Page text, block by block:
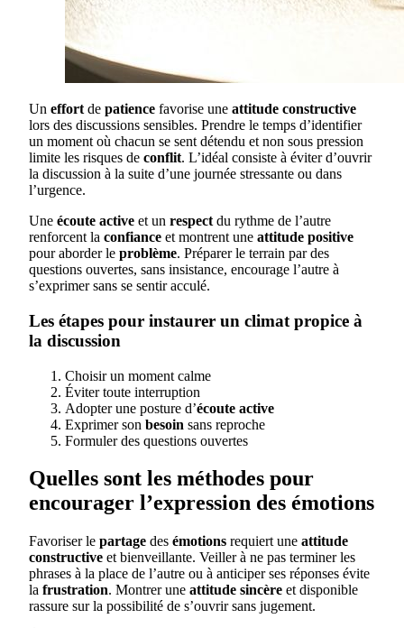
Un effort de patience favorise une attitude constructive
lors des discussions sensibles. Prendre le temps d’identifier
un moment où chacun se sent détendu et non sous pression
limite les risques de conflit. L’idéal consiste à éviter d’ouvrir
la discussion à la suite d’une journée stressante ou dans
l’urgence.
Une écoute active et un respect du rythme de l’autre
renforcent la confiance et montrent une attitude positive
pour aborder le problème. Préparer le terrain par des
questions ouvertes, sans insistance, encourage l’autre à
s’exprimer sans se sentir acculé.
Les étapes pour instaurer un climat propice à
la discussion
Choisir un moment calme
Éviter toute interruption
Adopter une posture d’écoute active
Exprimer son besoin sans reproche
Formuler des questions ouvertes
Quelles sont les méthodes pour
encourager l’expression des émotions
Favoriser le partage des émotions requiert une attitude
constructive et bienveillante. Veiller à ne pas terminer les
phrases à la place de l’autre ou à anticiper ses réponses évite
la frustration. Montrer une attitude sincère et disponible
rassure sur la possibilité de s’ouvrir sans jugement.